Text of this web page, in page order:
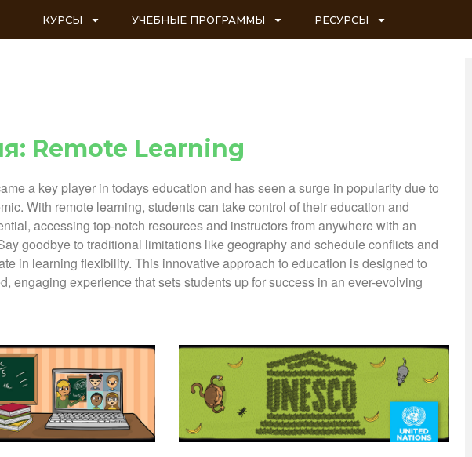
КУРСЫ УЧЕБНЫЕ ПРОГРАММЫ РЕСУРСЫ
Remote Learning
a key player in todays education and has seen a surge in popularity due to
With remote learning, students can take control of their education and
accessing top-notch resources and instructors from anywhere with an
goodbye to traditional limitations like geography and schedule conflicts and
in learning flexibility. This innovative approach to education is designed to
engaging experience that sets students up for success in an ever-evolving